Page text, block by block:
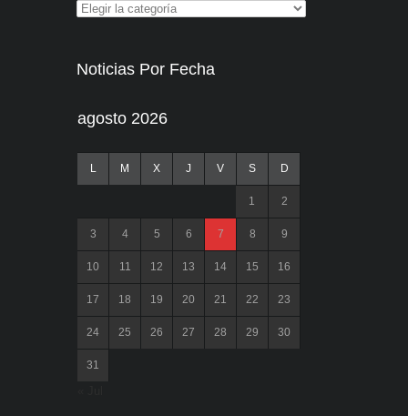
Noticias Por Fecha
agosto 2026
L M X J V S D
1 2
3 4 5 6 7 8 9
10 11 12 13 14 15 16
17 18 19 20 21 22 23
24 25 26 27 28 29 30
31